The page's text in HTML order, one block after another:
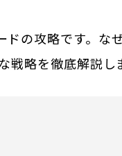
の攻略です。な
略を徹底解説し